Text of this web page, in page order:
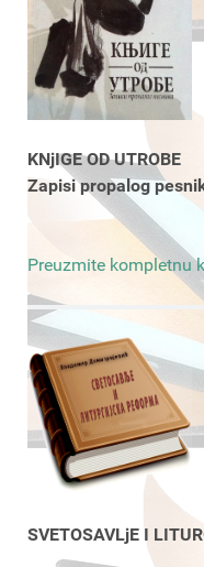
KNjIGE OD UTROBE
Zapisi propalog
Preuzmite kompletnu
SVETOSAVLjE I